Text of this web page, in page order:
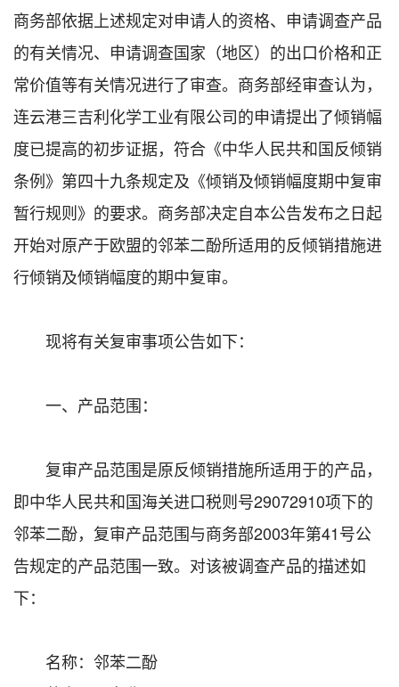
商务部依据上述规定对申请人的资格、申请调查产品
的有关情况、申请调查国家（地区）的出口价格和正
常价值等有关情况进行了审查。商务部经审查认为，
连云港三吉利化学工业有限公司的申请提出了倾销幅
度已提高的初步证据，符合《中华人民共和国反倾销
条例》第四十九条规定及《倾销及倾销幅度期中复审
暂行规则》的要求。商务部决定自本公告发布之日起
开始对原产于欧盟的邻苯二酚所适用的反倾销措施进
行倾销及倾销幅度的期中复审。
现将有关复审事项公告如下：
一、产品范围：
复审产品范围是原反倾销措施所适用于的产品，
即中华人民共和国海关进口税则号29072910项下的
邻苯二酚，复审产品范围与商务部2003年第41号公
告规定的产品范围一致。对该被调查产品的描述如
下：
名称：邻苯二酚